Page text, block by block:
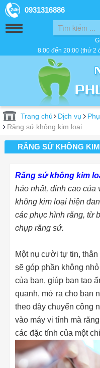
0931316886
8:00 đến 20:00 (thứ 2
Trang chủ Dịch vụ
Răng sứ không kim loại
RĂNG SỨ KHÔNG
Răng sứ không kim
hảo nhất, đỉnh cao
không kim loại hiện
các phục hình răng, từ
chụp răng sứ.
Một nụ cười tự tin,
sẽ góp phần không
của bạn, giúp bạn tạo
quanh, mở ra cho bạn
theo dây chuyển công
vào máy vi tính mà
các đặc tính của một